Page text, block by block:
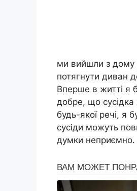
ми вийшли з дому
потягнути диван
Вперше в житті я
добре, що
будь-якої речі, я
сусіди можуть
думки неприємно.